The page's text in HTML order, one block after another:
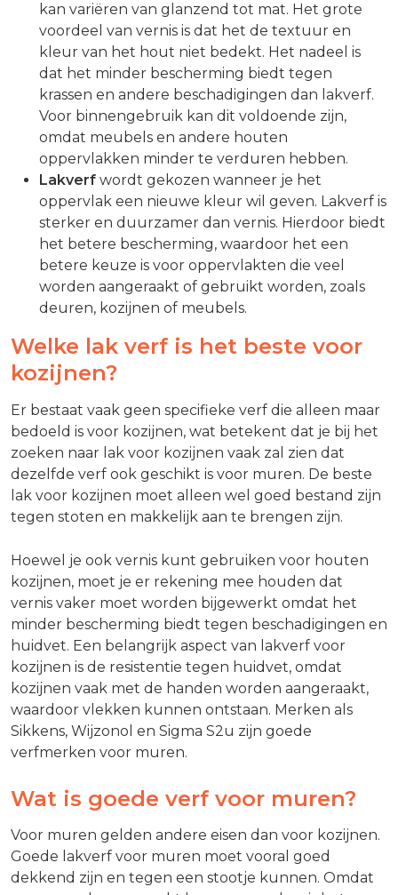
kan variëren van glanzend tot mat. Het grote
voordeel van vernis is dat het de textuur en
kleur van het hout niet bedekt. Het nadeel is
dat het minder bescherming biedt tegen
krassen en andere beschadigingen dan lakverf.
Voor binnengebruik kan dit voldoende zijn,
omdat meubels en andere houten
oppervlakken minder te verduren hebben.
Lakverf wordt gekozen wanneer je het
oppervlak een nieuwe kleur wil geven. Lakverf is
sterker en duurzamer dan vernis. Hierdoor biedt
het betere bescherming, waardoor het een
betere keuze is voor oppervlakten die veel
worden aangeraakt of gebruikt worden, zoals
deuren, kozijnen of meubels.
Welke lak verf is het beste voor
kozijnen?
Er bestaat vaak geen specifieke verf die alleen maar
bedoeld is voor kozijnen, wat betekent dat je bij het
zoeken naar lak voor kozijnen vaak zal zien dat
dezelfde verf ook geschikt is voor muren. De beste
lak voor kozijnen moet alleen wel goed bestand zijn
tegen stoten en makkelijk aan te brengen zijn.
Hoewel je ook vernis kunt gebruiken voor houten
kozijnen, moet je er rekening mee houden dat
vernis vaker moet worden bijgewerkt omdat het
minder bescherming biedt tegen beschadigingen en
huidvet. Een belangrijk aspect van lakverf voor
kozijnen is de resistentie tegen huidvet, omdat
kozijnen vaak met de handen worden aangeraakt,
waardoor vlekken kunnen ontstaan. Merken als
Sikkens, Wijzonol en Sigma S2u zijn goede
verfmerken voor muren.
Wat is goede verf voor muren?
Voor muren gelden andere eisen dan voor kozijnen.
Goede lakverf voor muren moet vooral goed
dekkend zijn en tegen een stootje kunnen. Omdat